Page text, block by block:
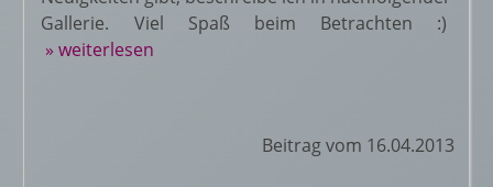
Gallerie. Viel Spaß beim Betrachten :)
» weiterlesen
Beitrag vom 16.04.2013